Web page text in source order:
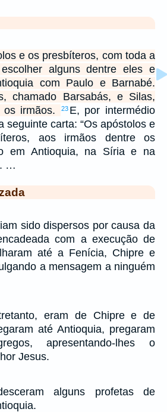
e os presbíteros, com toda a
alguns dentre eles e
com Paulo e Barnabé.
chamado Barsabás, e Silas,
irmãos.
23 E, por intermédio
seguinte carta: “Os apóstolos e
aos irmãos dentre os
em Antioquia, na Síria e na
…
sido dispersos por causa da
com a execução de
até a Fenícia, Chipre e
a mensagem a ninguém
eram de Chipre e de
até Antioquia, pregaram
apresentando-lhes o
Jesus.
alguns profetas de